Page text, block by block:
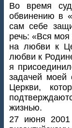
Во время
обвинению в
сам себе
речь: «Вся
на любви к
любви к
я
задачей моей
Церкви,
жизнью.
27 июня 2001